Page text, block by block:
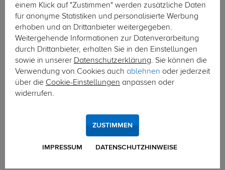
Umgebung und ermöglicht ein unbeschwertes
1
Hersteller
2
Modell
3
Anhängerkupplung und Elektrosatz für den
Hyundai Galloper finden.
einem Klick auf "Zustimmen" werden zusätzliche Daten
für anonyme Statistiken und personalisierte Werbung
erhoben und an Drittanbieter weitergegeben.
Weitergehende Informationen zur Datenverarbeitung
durch Drittanbieter, erhalten Sie in den Einstellungen
sowie in unserer Datenschutzerklärung. Sie können die
Verwendung von Cookies auch ablehnen oder jederzeit
über die Cookie-Einstellungen anpassen oder
widerrufen.
IMPRESSUM DATENSCHUTZHINWEISE
ZUSTIMMEN